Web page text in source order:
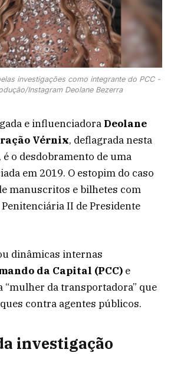
investigações como integrante do PCC -
Instagram Deolane Bezerra
e influenciadora Deolane
Vérnix, deflagrada nesta
o desdobramento de uma
em 2019. O estopim do caso
manuscritos e bilhetes com
II de Presidente
dinâmicas internas
da Capital (PCC) e
“mulher da transportadora” que
contra agentes públicos.
investigação